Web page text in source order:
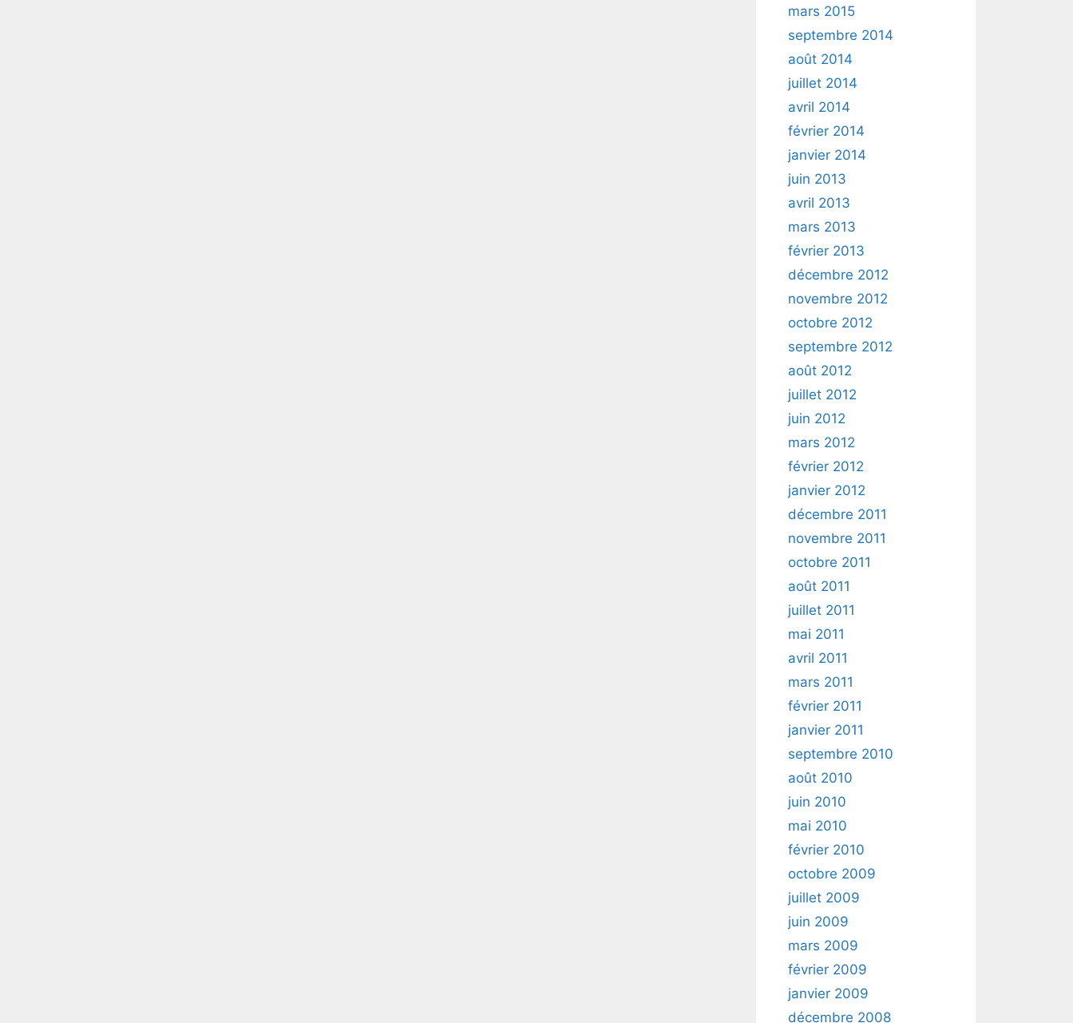
mars 2015
septembre 2014
août 2014
juillet 2014
avril 2014
février 2014
janvier 2014
juin 2013
avril 2013
mars 2013
février 2013
décembre 2012
novembre 2012
octobre 2012
septembre 2012
août 2012
juillet 2012
juin 2012
mars 2012
février 2012
janvier 2012
décembre 2011
novembre 2011
octobre 2011
août 2011
juillet 2011
mai 2011
avril 2011
mars 2011
février 2011
janvier 2011
septembre 2010
août 2010
juin 2010
mai 2010
février 2010
octobre 2009
juillet 2009
juin 2009
mars 2009
février 2009
janvier 2009
décembre 2008